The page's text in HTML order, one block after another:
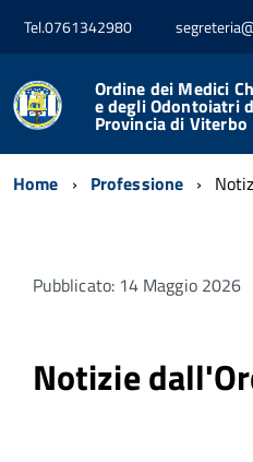
Tel.0761342980
Ordine dei Medici
e degli Odontoiatri
Provincia di Viterbo
Home Professione
Pubblicato: 14 Maggio 2026
Notizie